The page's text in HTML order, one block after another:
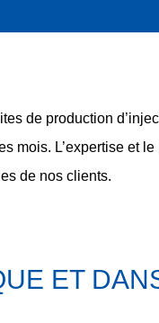
de production
mois. L’expertise et
de nos clients.
ET